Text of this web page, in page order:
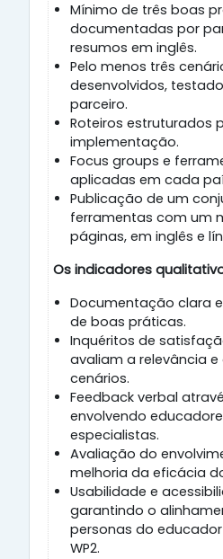
Mínimo de três boas
documentadas por
resumos em inglês.
Pelo menos três
desenvolvidos,
parceiro.
Roteiros estruturados
implementação.
Focus groups e
aplicadas em cada
Publicação de um
ferramentas com um
páginas, em inglês e
Os indicadores
Documentação clara
de boas práticas.
Inquéritos de
avaliam a relevância
cenários.
Feedback verbal
envolvendo
especialistas.
Avaliação do
melhoria da eficácia
Usabilidade e
garantindo o
personas do
WP2.